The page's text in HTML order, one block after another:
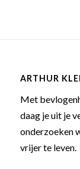
ARTHUR
Met
daag je uit je
onderzoeken
vrijer te leven.